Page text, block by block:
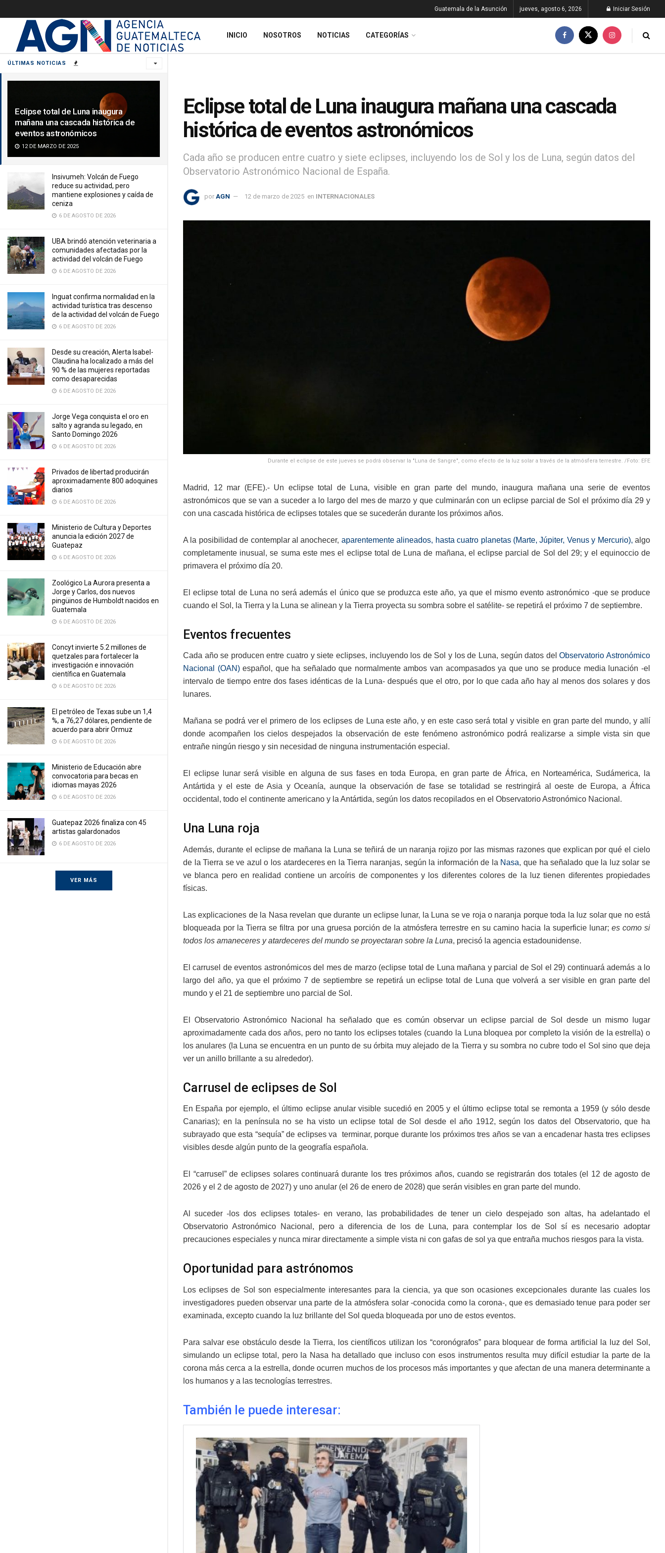
ÚLTIMAS NOTICIAS
Eclipse total de Luna inaugura
mañana una cascada histórica de
eventos astronómicos
12 DE MARZO DE 2025
Insivumeh: Volcán de Fuego
reduce su actividad, pero
mantiene explosiones y caída de
ceniza
6 DE AGOSTO DE 2026
UBA brindó atención veterinaria a
comunidades afectadas por la
actividad del volcán de Fuego
6 DE AGOSTO DE 2026
Inguat confirma normalidad en la
actividad turística tras descenso
de la actividad del volcán de Fuego
6 DE AGOSTO DE 2026
Desde su creación, Alerta Isabel-
Claudina ha localizado a más del
90 % de las mujeres reportadas
como desaparecidas
6 DE AGOSTO DE 2026
Jorge Vega conquista el oro en
salto y agranda su legado, en
Santo Domingo 2026
6 DE AGOSTO DE 2026
Privados de libertad producirán
aproximadamente 800 adoquines
diarios
6 DE AGOSTO DE 2026
Ministerio de Cultura y Deportes
anuncia la edición 2027 de
Guatepaz
6 DE AGOSTO DE 2026
Zoológico La Aurora presenta a
Jorge y Carlos, dos nuevos
pingüinos de Humboldt nacidos en
Guatemala
6 DE AGOSTO DE 2026
Concyt invierte 5.2 millones de
quetzales para fortalecer la
investigación e innovación
científica en Guatemala
6 DE AGOSTO DE 2026
El petróleo de Texas sube un 1,4
%, a 76,27 dólares, pendiente de
acuerdo para abrir Ormuz
6 DE AGOSTO DE 2026
Ministerio de Educación abre
convocatoria para becas en
idiomas mayas 2026
6 DE AGOSTO DE 2026
Guatepaz 2026 finaliza con 45
artistas galardonados
6 DE AGOSTO DE 2026
VER MÁS
Guatemala de la Asunción jueves, agosto 6, 2026 Iniciar Sesión
INICIO NOSOTROS NOTICIAS CATEGORÍAS
Eclipse total de Luna inaugura mañana una cascada
histórica de eventos astronómicos
Cada año se producen entre cuatro y siete eclipses, incluyendo los de Sol y los de Luna, según datos del
Observatorio Astronómico Nacional de España.
por AGN 12 de marzo de 2025 en INTERNACIONALES
Durante el eclipse de este jueves se podrá observar la "Luna de Sangre", como efecto de la luz solar a través de la atmósfera terrestre. /Foto: EFE
Madrid, 12 mar (EFE).- Un eclipse total de Luna, visible en gran parte del mundo, inaugura mañana una serie de eventos
astronómicos que se van a suceder a lo largo del mes de marzo y que culminarán con un eclipse parcial de Sol el próximo día 29 y
con una cascada histórica de eclipses totales que se sucederán durante los próximos años.
A la posibilidad de contemplar al anochecer, aparentemente alineados, hasta cuatro planetas (Marte, Júpiter, Venus y Mercurio), algo
completamente inusual, se suma este mes el eclipse total de Luna de mañana, el eclipse parcial de Sol del 29; y el equinoccio de
primavera el próximo día 20.
El eclipse total de Luna no será además el único que se produzca este año, ya que el mismo evento astronómico -que se produce
cuando el Sol, la Tierra y la Luna se alinean y la Tierra proyecta su sombra sobre el satélite- se repetirá el próximo 7 de septiembre.
Eventos frecuentes
Cada año se producen entre cuatro y siete eclipses, incluyendo los de Sol y los de Luna, según datos delObservatorio Astronómico
Nacional (OAN)español, que ha señalado que normalmente ambos van acompasados ya que uno se produce media lunación -el
intervalo de tiempo entre dos fases idénticas de la Luna- después que el otro, por lo que cada año hay al menos dos solares y dos
lunares.
Mañana se podrá ver el primero de los eclipses de Luna este año, y en este caso será total y visible en gran parte del mundo, y allí
donde acompañen los cielos despejados la observación de este fenómeno astronómico podrá realizarse a simple vista sin que
entrañe ningún riesgo y sin necesidad de ninguna instrumentación especial.
El eclipse lunar será visible en alguna de sus fases en toda Europa, en gran parte de África, en Norteamérica, Sudámerica, la
Antártida y el este de Asia y Oceanía, aunque la observación de fase se totalidad se restringirá al oeste de Europa, a África
occidental, todo el continente americano y la Antártida, según los datos recopilados en el Observatorio Astronómico Nacional.
Una Luna roja
Además, durante el eclipse de mañana la Luna se teñirá de un naranja rojizo por las mismas razones que explican por qué el cielo
de la Tierra se ve azul o los atardeceres en la Tierra naranjas, según la información de la Nasa, que ha señalado que la luz solar se
ve blanca pero en realidad contiene un arcoíris de componentes y los diferentes colores de la luz tienen diferentes propiedades
físicas.
Las explicaciones de la Nasa revelan que durante un eclipse lunar, la Luna se ve roja o naranja porque toda la luz solar que no está
bloqueada por la Tierra se filtra por una gruesa porción de la atmósfera terrestre en su camino hacia la superficie lunar; es como si
todos los amaneceres y atardeceres del mundo se proyectaran sobre la Luna, precisó la agencia estadounidense.
El carrusel de eventos astronómicos del mes de marzo (eclipse total de Luna mañana y parcial de Sol el 29) continuará además a lo
largo del año, ya que el próximo 7 de septiembre se repetirá un eclipse total de Luna que volverá a ser visible en gran parte del
mundo y el 21 de septiembre uno parcial de Sol.
El Observatorio Astronómico Nacional ha señalado que es común observar un eclipse parcial de Sol desde un mismo lugar
aproximadamente cada dos años, pero no tanto los eclipses totales (cuando la Luna bloquea por completo la visión de la estrella) o
los anulares (la Luna se encuentra en un punto de su órbita muy alejado de la Tierra y su sombra no cubre todo el Sol sino que deja
ver un anillo brillante a su alrededor).
Carrusel de eclipses de Sol
En España por ejemplo, el último eclipse anular visible sucedió en 2005 y el último eclipse total se remonta a 1959 (y sólo desde
Canarias); en la península no se ha visto un eclipse total de Sol desde el año 1912, según los datos del Observatorio, que ha
subrayado que esta “sequía” de eclipses va terminar, porque durante los próximos tres años se van a encadenar hasta tres eclipses
visibles desde algún punto de la geografía española.
El “carrusel” de eclipses solares continuará durante los tres próximos años, cuando se registrarán dos totales (el 12 de agosto de
2026 y el 2 de agosto de 2027) y uno anular (el 26 de enero de 2028) que serán visibles en gran parte del mundo.
Al suceder -los dos eclipses totales- en verano, las probabilidades de tener un cielo despejado son altas, ha adelantado el
Observatorio Astronómico Nacional, pero a diferencia de los de Luna, para contemplar los de Sol sí es necesario adoptar
precauciones especiales y nunca mirar directamente a simple vista ni con gafas de sol ya que entraña muchos riesgos para la vista.
Oportunidad para astrónomos
Los eclipses de Sol son especialmente interesantes para la ciencia, ya que son ocasiones excepcionales durante las cuales los
investigadores pueden observar una parte de la atmósfera solar -conocida como la corona-, que es demasiado tenue para poder ser
examinada, excepto cuando la luz brillante del Sol queda bloqueada por uno de estos eventos.
Para salvar ese obstáculo desde la Tierra, los científicos utilizan los “coronógrafos” para bloquear de forma artificial la luz del Sol,
simulando un eclipse total, pero la Nasa ha detallado que incluso con esos instrumentos resulta muy difícil estudiar la parte de la
corona más cerca a la estrella, donde ocurren muchos de los procesos más importantes y que afectan de una manera determinante a
los humanos y a las tecnologías terrestres.
También le puede interesar: